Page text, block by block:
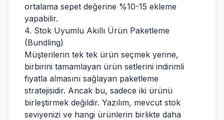
ortalama sepet değerine %10-15 ekleme
yapabilir.
4. Stok Uyumlu Akıllı Ürün Paketleme
(Bundling)
Müşterilerin tek tek ürün seçmek yerine,
birbirini tamamlayan ürün setlerini indirimli
fiyatla almasını sağlayan paketleme
stratejisidir. Ancak bu, sadece iki ürünü
birleştirmek değildir. Yazılım, mevcut stok
seviyenizi ve hangi ürünlerin birlikte daha